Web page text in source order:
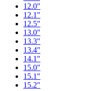
12.0"
12.1"
12.5"
13.0"
13.3"
13.4"
14.1"
15.0"
15.1"
15.2"